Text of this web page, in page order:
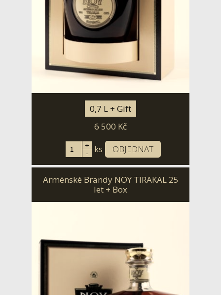
0,7 L + Gift
6 500 Kč
+
- ks OBJEDNAT
Arménské Brandy NOY TIRAKAL 25
let + Box